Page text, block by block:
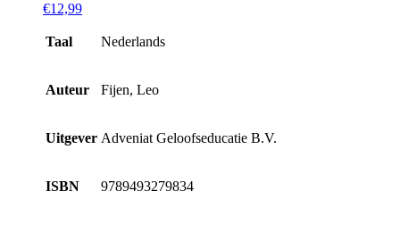
€12,99
Taal Nederlands
Auteur Fijen, Leo
Uitgever Adveniat Geloofseducatie B.V.
ISBN 9789493279834